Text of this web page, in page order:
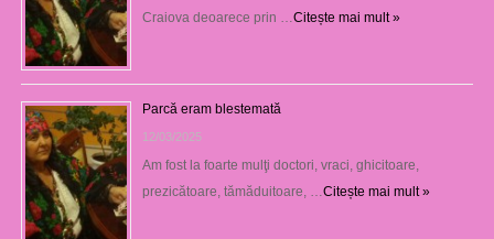
Craiova deoarece prin … Citește mai mult »
Parcă eram blestemată
12/03/2025
Am fost la foarte mulţi doctori, vraci, ghicitoare,
prezicătoare, tămăduitoare, … Citește mai mult »